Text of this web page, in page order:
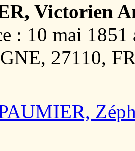
Victorien
: 10 mai
27110,